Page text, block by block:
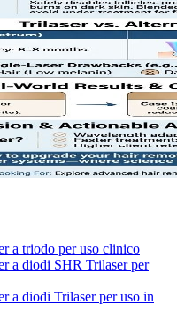
a triodo per uso clinico
a diodi SHR Trilaser per
a diodi Trilaser per uso in